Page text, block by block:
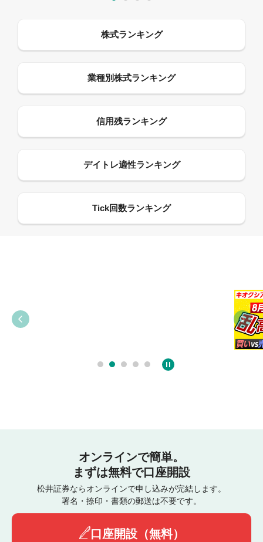
オンラインで簡単。
まずは無料で口座開設
松井証券ならオンラインで申し込みが完結します。
署名・捺印・書類の郵送は不要です。
口座開設（無料）